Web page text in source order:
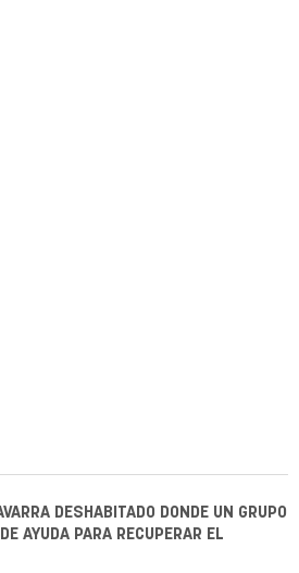
DESHABITADO DONDE UN GRUPO
AYUDA PARA RECUPERAR EL